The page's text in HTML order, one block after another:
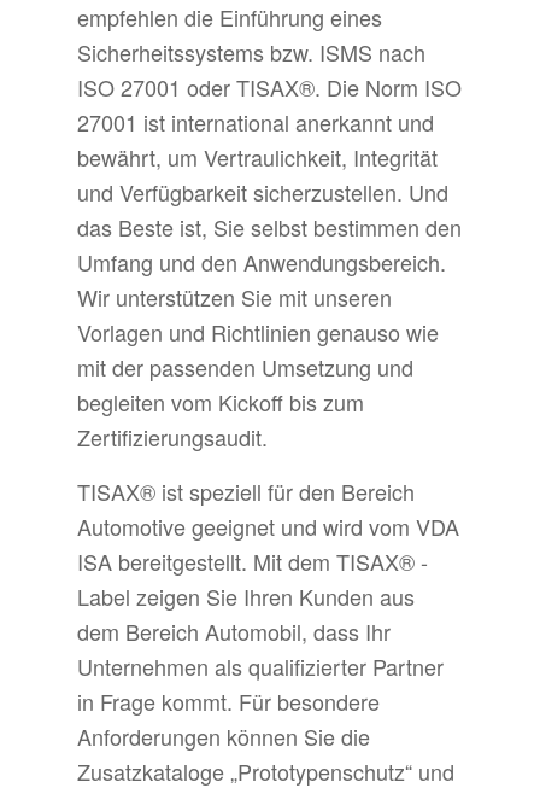
empfehlen die Einführung eines
Sicherheitssystems bzw. ISMS nach
ISO 27001 oder TISAX®. Die Norm ISO
27001 ist international anerkannt und
bewährt, um Vertraulichkeit, Integrität
und Verfügbarkeit sicherzustellen. Und
das Beste ist, Sie selbst bestimmen den
Umfang und den Anwendungsbereich.
Wir unterstützen Sie mit unseren
Vorlagen und Richtlinien genauso wie
mit der passenden Umsetzung und
begleiten vom Kickoff bis zum
Zertifizierungsaudit.
TISAX® ist speziell für den Bereich
Automotive geeignet und wird vom VDA
ISA bereitgestellt. Mit dem TISAX® -
Label zeigen Sie Ihren Kunden aus
dem Bereich Automobil, dass Ihr
Unternehmen als qualifizierter Partner
in Frage kommt. Für besondere
Anforderungen können Sie die
Zusatzkataloge „Prototypenschutz“ und